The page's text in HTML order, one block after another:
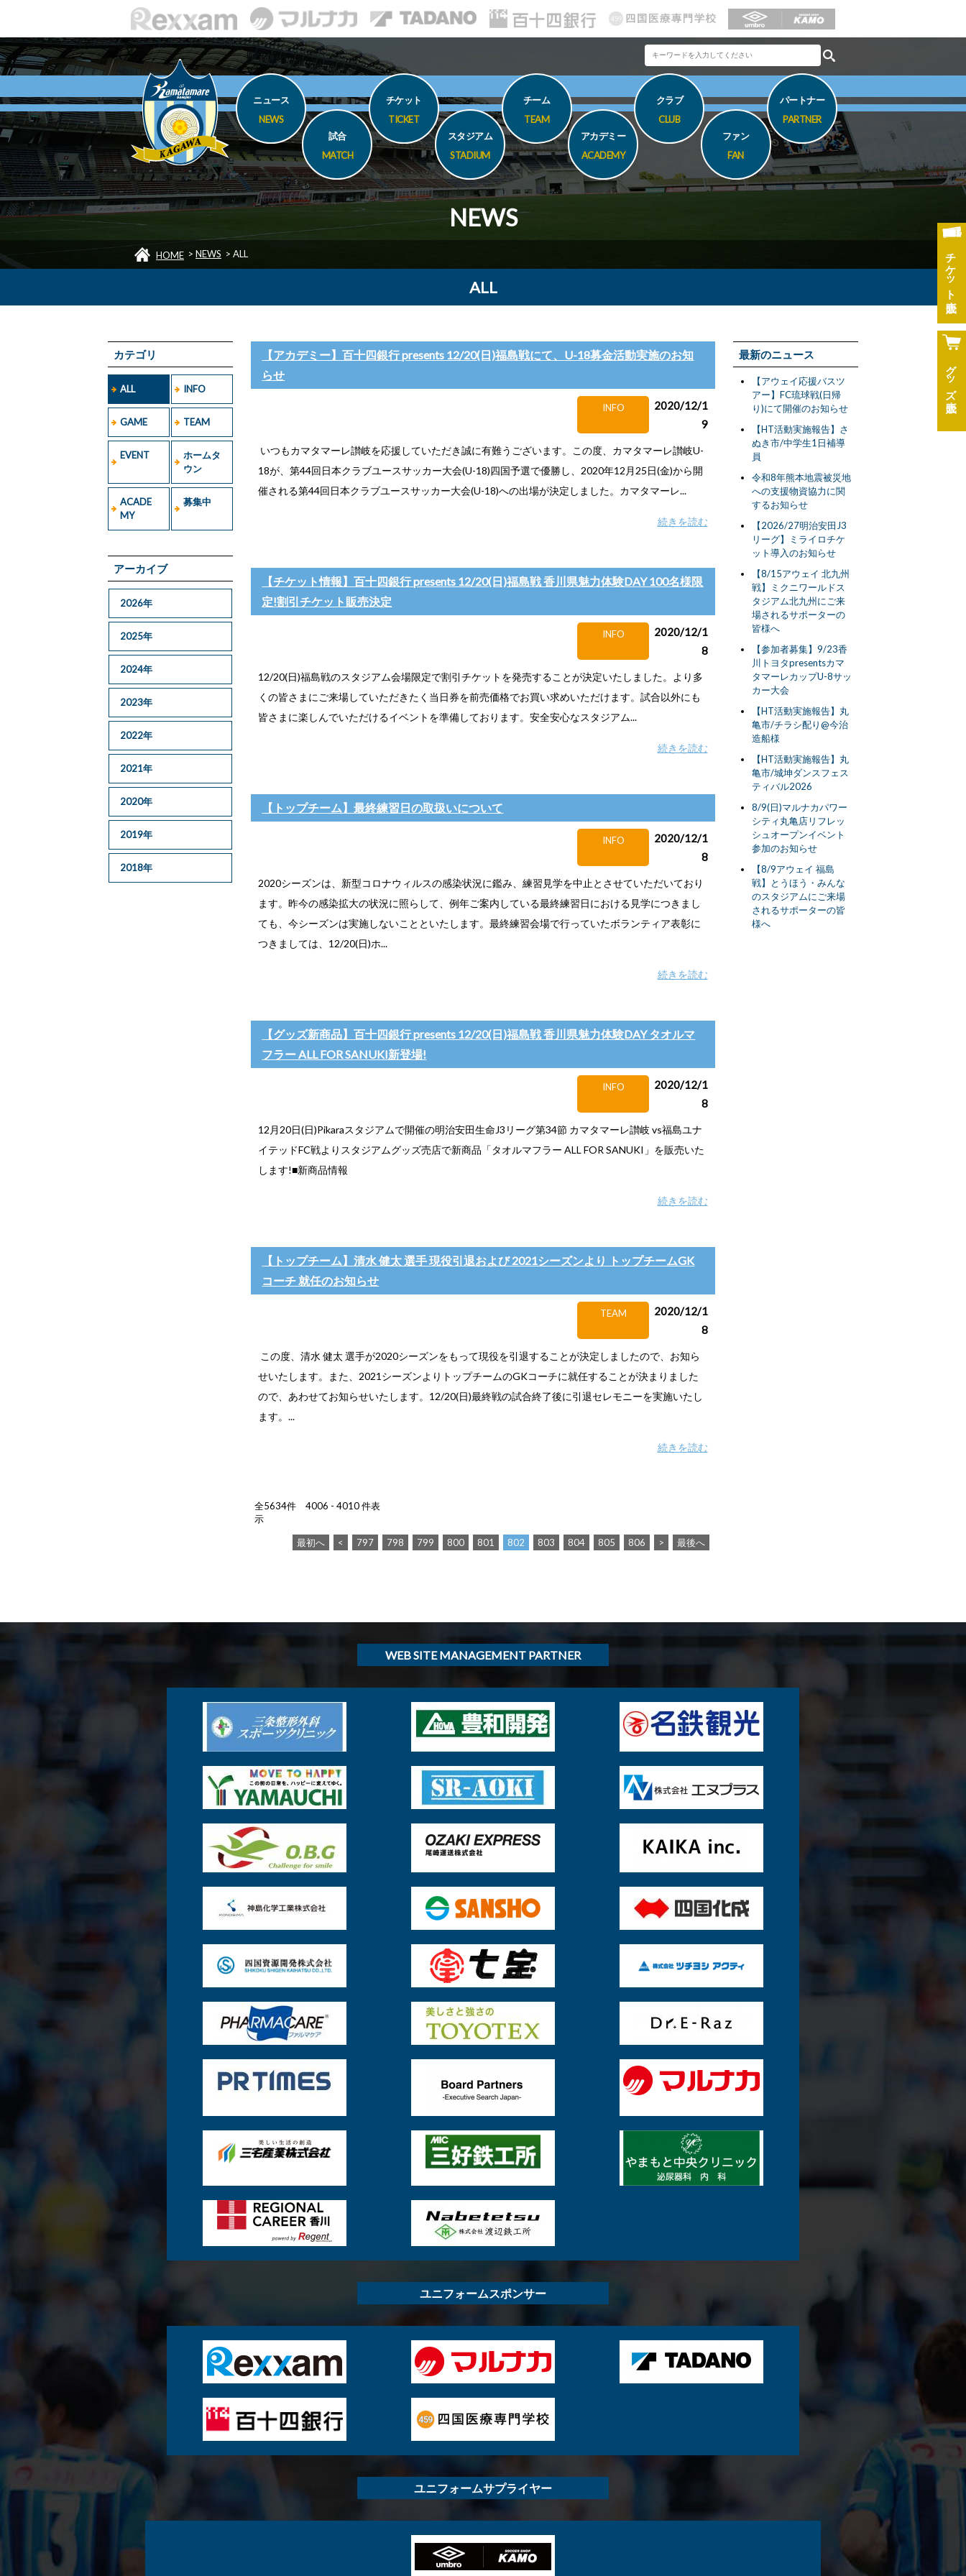
チケット
グッズ
ニュース
NEWS
試合
MATCH
チケット
TICKET
スタジアム
STADIUM
チーム
TEAM
アカデミー
ACADEMY
クラブ
CLUB
ファン
FAN
パートナー
PARTNER
NEWS
HOME > NEWS > ALL
ALL
カテゴリ
ALL INFO
GAME TEAM
EVENT
ホームタ
ウン
ACADE
MY
募集中
アーカイブ
2026年
2025年
2024年
2023年
2022年
2021年
2020年
2019年
2018年
【アカデミー】百十四銀行 presents 12/20(日)福島戦にて、U-18募金活動実施のお知
らせ
INFO
2020/12/1
9
いつもカマタマーレ讃岐を応援していただき誠に有難うございます。この度、カマタマーレ讃岐U-
18が、第44回日本クラブユースサッカー大会(U-18)四国予選で優勝し、2020年12月25日(金)から開
催される第44回日本クラブユースサッカー大会(U-18)への出場が決定しました。カマタマーレ...
続きを読む
【チケット情報】百十四銀行 presents 12/20(日)福島戦 香川県魅力体験DAY 100名様限
定!割引チケット販売決定
INFO
2020/12/1
8
12/20(日)福島戦のスタジアム会場限定で割引チケットを発売することが決定いたしました。より多
くの皆さまにご来場していただきたく当日券を前売価格でお買い求めいただけます。試合以外にも
皆さまに楽しんでいただけるイベントを準備しております。安全安心なスタジアム...
続きを読む
【トップチーム】最終練習日の取扱いについて
INFO
2020/12/1
8
2020シーズンは、新型コロナウィルスの感染状況に鑑み、練習見学を中止とさせていただいており
ます。昨今の感染拡大の状況に照らして、例年ご案内している最終練習日における見学につきまし
ても、今シーズンは実施しないことといたします。最終練習会場で行っていたボランティア表彰に
つきましては、12/20(日)ホ...
続きを読む
【グッズ新商品】百十四銀行 presents 12/20(日)福島戦 香川県魅力体験DAY タオルマ
フラー ALL FOR SANUKI新登場!
INFO
2020/12/1
8
12月20日(日)Pikaraスタジアムで開催の明治安田生命J3リーグ第34節 カマタマーレ讃岐 vs福島ユナ
イテッドFC戦よりスタジアムグッズ売店で新商品「タオルマフラー ALL FOR SANUKI」を販売いた
します!■新商品情報
続きを読む
【トップチーム】清水 健太 選手 現役引退および 2021シーズンより トップチームGK
コーチ 就任のお知らせ
TEAM
2020/12/1
8
この度、清水 健太 選手が2020シーズンをもって現役を引退することが決定しましたので、お知ら
せいたします。また、2021シーズンよりトップチームのGKコーチに就任することが決まりました
ので、あわせてお知らせいたします。12/20(日)最終戦の試合終了後に引退セレモニーを実施いたし
ます。...
続きを読む
全5634件 4006 - 4010 件表
示
最初へ < 797 798 799 800 801 802 803 804 805 806 > 最後へ
最新のニュース
【アウェイ応援バスツ
アー】FC琉球戦(日帰
り)にて開催のお知らせ
【HT活動実施報告】さ
ぬき市/中学生1日補導
員
令和8年熊本地震被災地
への支援物資協力に関
するお知らせ
【2026/27明治安田J3
リーグ】ミライロチケ
ット導入のお知らせ
【8/15アウェイ 北九州
戦】ミクニワールドス
タジアム北九州にご来
場されるサポーターの
皆様へ
【参加者募集】9/23香
川トヨタpresentsカマ
タマーレカップU-8サッ
カー大会
【HT活動実施報告】丸
亀市/チラシ配り@今治
造船様
【HT活動実施報告】丸
亀市/城坤ダンスフェス
ティバル2026
8/9(日)マルナカパワー
シティ丸亀店リフレッ
シュオープンイベント
参加のお知らせ
【8/9アウェイ 福島
戦】とうほう・みんな
のスタジアムにご来場
されるサポーターの皆
様へ
WEB SITE MANAGEMENT PARTNER
ユニフォームスポンサー
ユニフォームサプライヤー